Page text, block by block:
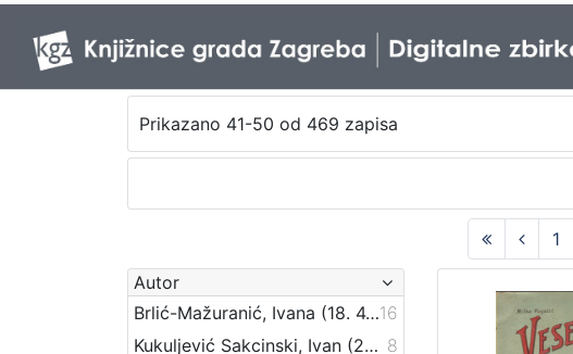
Prikazano 41-50 od 469 zapisa
1
Autor
Brlić-Mažuranić, Ivana (18. 4. 1874. – 21. 9. 1938.)16
Kukuljević Sakcinski, Ivan (29. 5. 1816. – 1. 8. 1889.) 8